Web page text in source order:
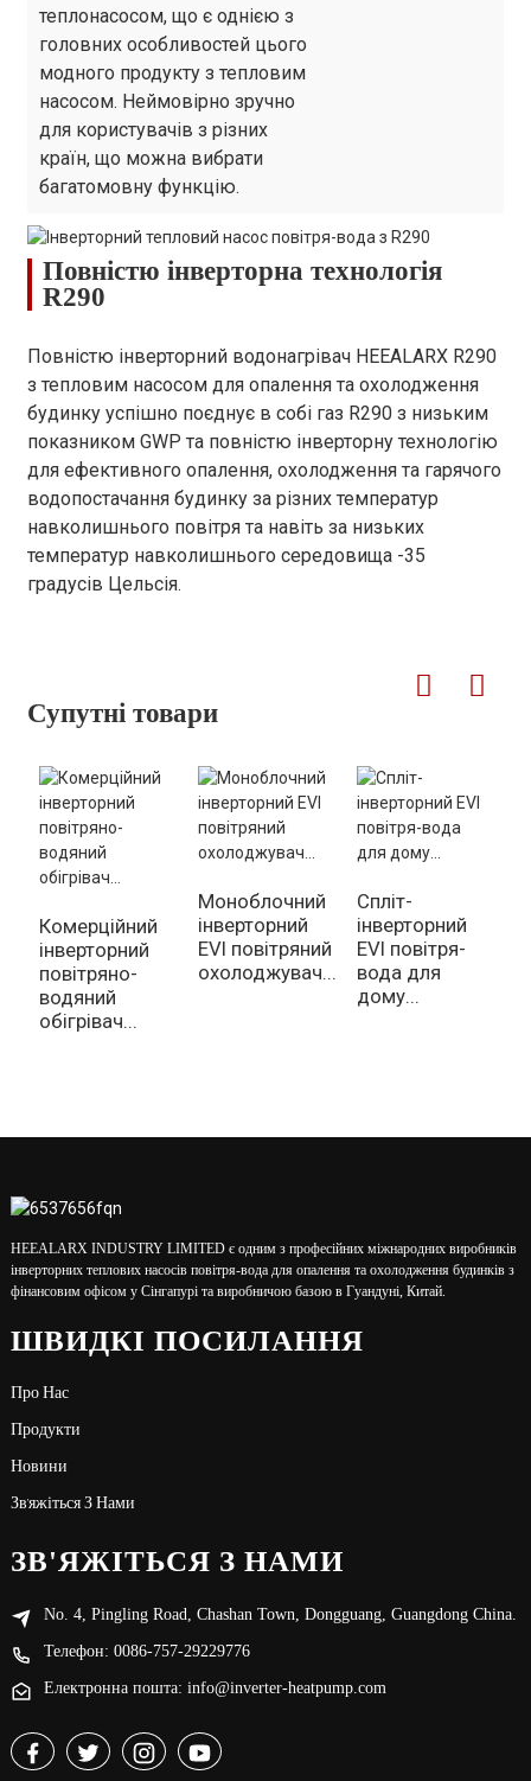
теплонасосом, що є однією з
головних особливостей цього
модного продукту з тепловим
насосом. Неймовірно зручно
для користувачів з різних
країн, що можна вибрати
багатомовну функцію.
Повністю інверторна технологія
R290
Повністю інверторний водонагрівач HEEALARX R290
з тепловим насосом для опалення та охолодження
будинку успішно поєднує в собі газ R290 з низьким
показником GWP та повністю інверторну технологію
для ефективного опалення, охолодження та гарячого
водопостачання будинку за різних температур
навколишнього повітря та навіть за низьких
температур навколишнього середовища -35
градусів Цельсія.
Супутні товари
Комерційний
інверторний
повітряно-
водяний
обігрівач...
Моноблочний
інверторний
EVI повітряний
охолоджувач...
Спліт-
інверторний
EVI повітря-
вода для
дому...
HEEALARX INDUSTRY LIMITED є одним з професійних міжнародних виробників
інверторних теплових насосів повітря-вода для опалення та охолодження будинків з
фінансовим офісом у Сінгапурі та виробничою базою в Гуандуні, Китай.
ШВИДКІ ПОСИЛАННЯ
Про Нас
Продукти
Новини
Зв'яжіться З Нами
ЗВ'ЯЖІТЬСЯ З НАМИ
No. 4, Pingling Road, Chashan Town, Dongguang, Guangdong China.
Телефон: 0086-757-29229776
Електронна пошта: info@inverter-heatpump.com